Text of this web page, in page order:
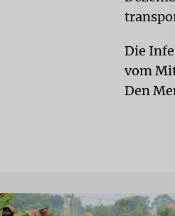
Die
vom
Den